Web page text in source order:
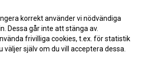
2018-02-19 12:00
2018-01-25 16:47
korrekt använder vi nödvändiga
Dessa går inte att stänga av.
frivilliga cookies, t.ex. för statistik
väljer själv om du vill acceptera dessa.